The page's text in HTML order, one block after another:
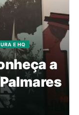
E HQ
a